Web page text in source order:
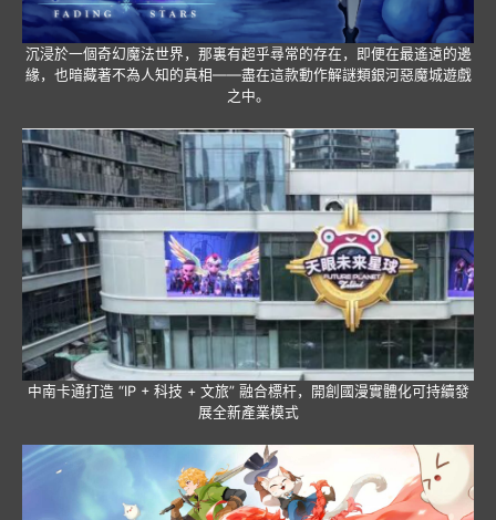
沉浸於一個奇幻魔法世界，那裏有超乎尋常的存在，即便在最遙遠的邊
緣，也暗藏著不為人知的真相——盡在這款動作解謎類銀河惡魔城遊戲
之中。
中南卡通打造 “IP + 科技 + 文旅” 融合標杆，開創國漫實體化可持續發
展全新產業模式